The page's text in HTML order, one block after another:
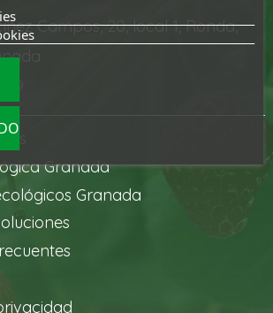
Granada
Granada
Campos, 20, local 1, Ronda,